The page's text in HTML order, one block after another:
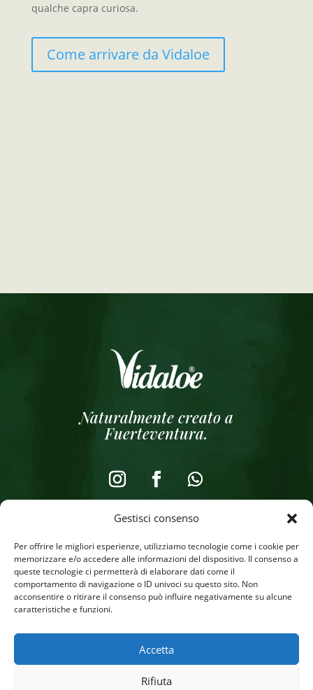
Gestisci consenso
Per offrire le migliori esperienze, utilizziamo tecnologie come i cookie per
memorizzare e/o accedere alle informazioni del dispositivo. Il consenso a
queste tecnologie ci permetterà di elaborare dati come il
comportamento di navigazione o ID univoci su questo sito. Non
acconsentire o ritirare il consenso può influire negativamente su alcune
caratteristiche e funzioni.
Accetta
Rifiuta
qualche capra curiosa.
Come arrivare da Vidaloe
Naturalmente creato a
Fuerteventura.
Informativa sulla privacy
Informativa sui cookie
Negozio online